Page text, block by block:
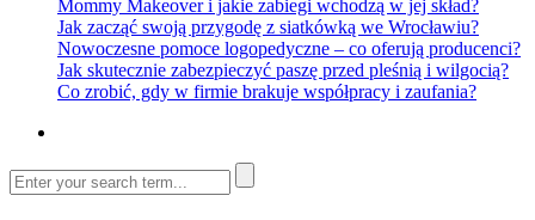
Mommy Makeover i jakie zabiegi wchodzą w jej skład?
Jak zacząć swoją przygodę z siatkówką we Wrocławiu?
Nowoczesne pomoce logopedyczne – co oferują producenci?
Jak skutecznie zabezpieczyć paszę przed pleśnią i wilgocią?
Co zrobić, gdy w firmie brakuje współpracy i zaufania?